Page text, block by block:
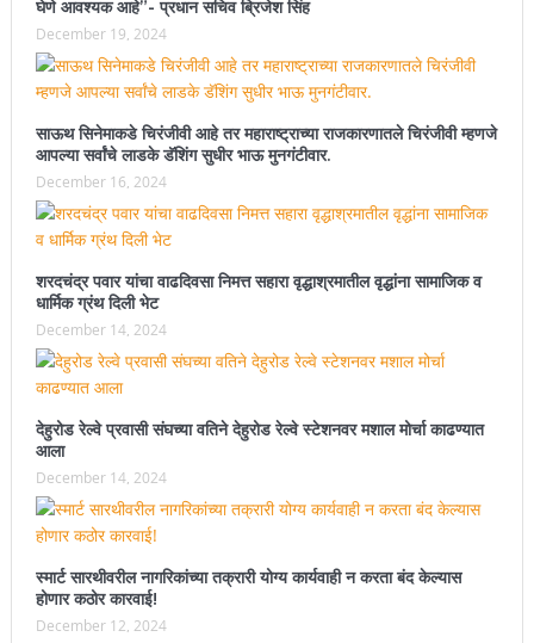
घेणे आवश्यक आहे”- प्रधान सचिव ब्रिजेश सिंह
December 19, 2024
साऊथ सिनेमाकडे चिरंजीवी आहे तर महाराष्ट्राच्या राजकारणातले चिरंजीवी म्हणजे
आपल्या सर्वांचे लाडके डॅशिंग सुधीर भाऊ मुनगंटीवार.
December 16, 2024
शरदचंद्र पवार यांचा वाढदिवसा निमत्त सहारा वृद्धाश्रमातील वृद्धांना सामाजिक व
धार्मिक ग्रंथ दिली भेट
December 14, 2024
देहुरोड रेल्वे प्रवासी संघच्या वतिने देहुरोड रेल्वे स्टेशनवर मशाल मोर्चा काढण्यात
आला
December 14, 2024
स्मार्ट सारथीवरील नागरिकांच्या तक्रारी योग्य कार्यवाही न करता बंद केल्यास
होणार कठोर कारवाई!
December 12, 2024